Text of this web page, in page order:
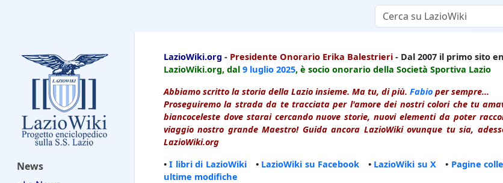
News
LazioWiki.org - Presidente Onorario Erika Balestrieri - Dal 2007 il primo sito
LazioWiki.org, dal 9 luglio 2025, è socio onorario della Società Sportiva Lazio
Abbiamo scritto la storia della Lazio insieme. Ma tu, di più. Fabio per sempre...
Proseguiremo la strada da te tracciata per l'amore dei nostri colori che tu
biancoceleste dove starai cercando nuove storie, nuovi elementi da poter
viaggio nostro grande Maestro! Guida ancora LazioWiki ovunque tu sia,
LazioWiki.org
•I libri di LazioWiki• LazioWiki su Facebook • LazioWiki su X • Pagine
ultime modifiche